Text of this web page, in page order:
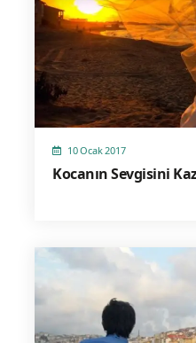
10 Ocak 2017
Kocanın Sevgisini